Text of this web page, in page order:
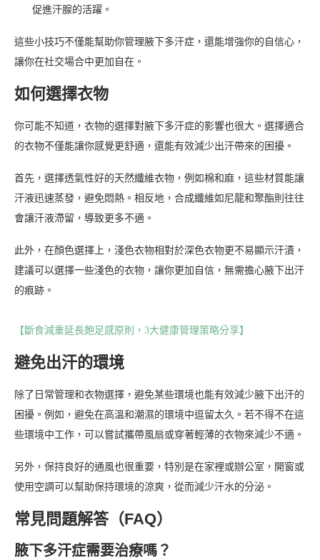
促進汗腺的活躍。
這些小技巧不僅能幫助你管理腋下多汗症，還能增強你的自信心，
讓你在社交場合中更加自在。
如何選擇衣物
你可能不知道，衣物的選擇對腋下多汗症的影響也很大。選擇適合
的衣物不僅能讓你感覺更舒適，還能有效減少出汗帶來的困擾。
首先，選擇透氣性好的天然纖維衣物，例如棉和麻，這些材質能讓
汗液迅速蒸發，避免悶熱。相反地，合成纖維如尼龍和聚酯則往往
會讓汗液滯留，導致更多不適。
此外，在顏色選擇上，淺色衣物相對於深色衣物更不易顯示汗漬，
建議可以選擇一些淺色的衣物，讓你更加自信，無需擔心腋下出汗
的痕跡。
【斷食減重延長飽足感原則，3大健康管理策略分享】
避免出汗的環境
除了日常管理和衣物選擇，避免某些環境也能有效減少腋下出汗的
困擾。例如，避免在高溫和潮濕的環境中逗留太久。若不得不在這
些環境中工作，可以嘗試攜帶風扇或穿著輕薄的衣物來減少不適。
另外，保持良好的通風也很重要，特別是在家裡或辦公室，開窗或
使用空調可以幫助保持環境的涼爽，從而減少汗水的分泌。
常見問題解答（FAQ）
腋下多汗症需要治療嗎？